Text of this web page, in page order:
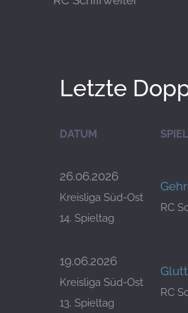
Letzte
DATUM
26.06.2026
Kreisliga Süd-Ost
14. Spieltag
RC
19.06.2026
Kreisliga Süd-Ost
13. Spieltag
RC